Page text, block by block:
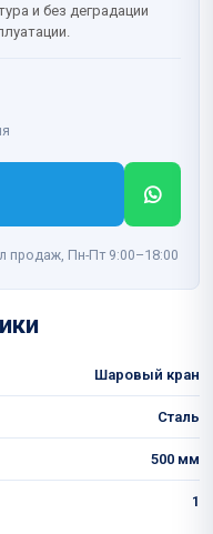
и без деградации
продаж, Пн-Пт 9:00–18:00
Шаровый кран
Сталь
500 мм
1